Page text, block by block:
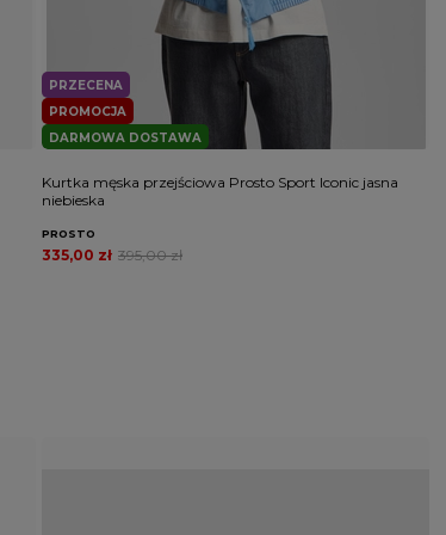
PROMOCJA
PRZECENA
DARMOWA DOSTAWA
Kurtka męska przejściowa Prosto Sport Iconic jasna
niebieska
PROSTO
395,00 zł
335,00 zł